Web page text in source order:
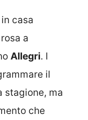
casa
a
Allegri. I
il
stagione, ma
che